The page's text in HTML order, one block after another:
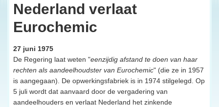
Nederland verlaat
Eurochemic
27 juni 1975
De Regering laat weten "eenzijdig afstand te doen van haar
rechten als aandeelhoudster van Eurochemic" (die ze in 1957
is aangegaan). De opwerkingsfabriek is in 1974 stilgelegd. Op
5 juli wordt dat aanvaard door de vergadering van
aandeelhouders en verlaat Nederland het zinkende